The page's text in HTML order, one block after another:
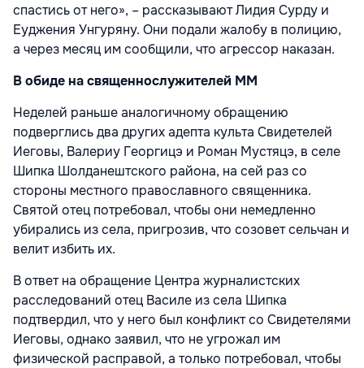
спастись от него», – рассказывают Лидия Сурду и
Еуджения Унгуряну. Они подали жалобу в полицию,
а через месяц им сообщили, что агрессор наказан.
В обиде на священнослужителей ММ
Неделей раньше аналогичному обращению
подверглись два других адепта культа Свидетелей
Иеговы, Валериу Георгицэ и Роман Мустяцэ, в селе
Шипка Шолданештского района, на сей раз со
стороны местного православного священника.
Святой отец потребовал, чтобы они немедленно
убирались из села, пригрозив, что созовет сельчан и
велит избить их.
В ответ на обращение Центра журналистских
расследований отец Василе из села Шипка
подтвердил, что у него был конфликт со Свидетелями
Иеговы, однако заявил, что не угрожал им
физической расправой, а только потребовал, чтобы